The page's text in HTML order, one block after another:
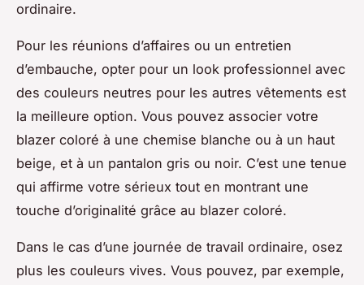
ordinaire.
Pour les réunions d’affaires ou un entretien
d’embauche, opter pour un look professionnel avec
des couleurs neutres pour les autres vêtements est
la meilleure option. Vous pouvez associer votre
blazer coloré à une chemise blanche ou à un haut
beige, et à un pantalon gris ou noir. C’est une tenue
qui affirme votre sérieux tout en montrant une
touche d’originalité grâce au blazer coloré.
Dans le cas d’une journée de travail ordinaire, osez
plus les couleurs vives. Vous pouvez, par exemple,